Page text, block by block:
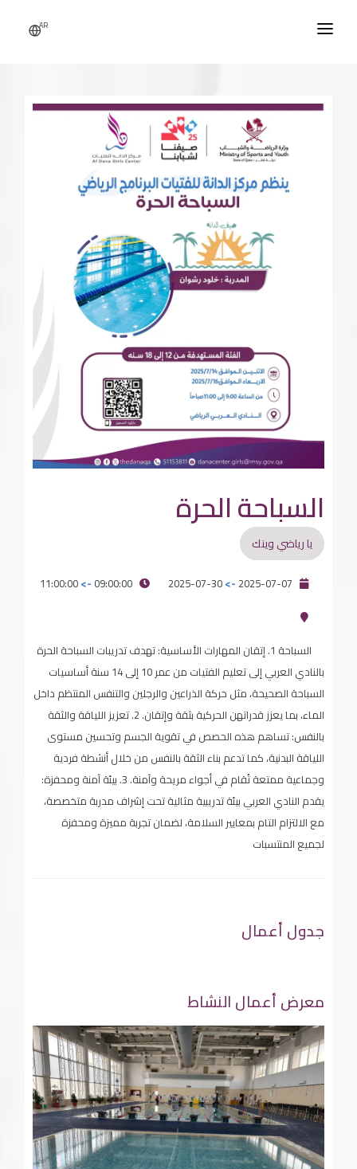
AR
من نحن
النشاطات
الأخبار
اتصل بنا
التطوع
تسجيل دخول / حساب جديد
السباحة الحرة
يا رياضي وينك
->
->
السباحة 1. إتقان المهارات الأساسية: تهدف تدريبات السباحة الحرة
بالنادي العربي إلى تعليم الفتيات من عمر 10 إلى 14 سنة أساسيات
السباحة الصحيحة، مثل حركة الذراعين والرجلين والتنفس المنتظم داخل
الماء، بما يعزز قدراتهن الحركية بثقة وإتقان. 2. تعزيز اللياقة والثقة
بالنفس: تساهم هذه الحصص في تقوية الجسم وتحسين مستوى
اللياقة البدنية، كما تدعم بناء الثقة بالنفس من خلال أنشطة فردية
وجماعية ممتعة تُقام في أجواء مريحة وآمنة. 3. بيئة آمنة ومحفزة:
يقدم النادي العربي بيئة تدريبية مثالية تحت إشراف مدربة متخصصة،
مع الالتزام التام بمعايير السلامة، لضمان تجربة مميزة ومحفزة
لجميع المنتسبات
جدول أعمال
معرض أعمال النشاط